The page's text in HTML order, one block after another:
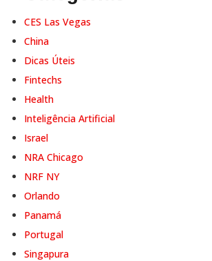
CES Las Vegas
China
Dicas Úteis
Fintechs
Health
Inteligência Artificial
Israel
NRA Chicago
NRF NY
Orlando
Panamá
Portugal
Singapura